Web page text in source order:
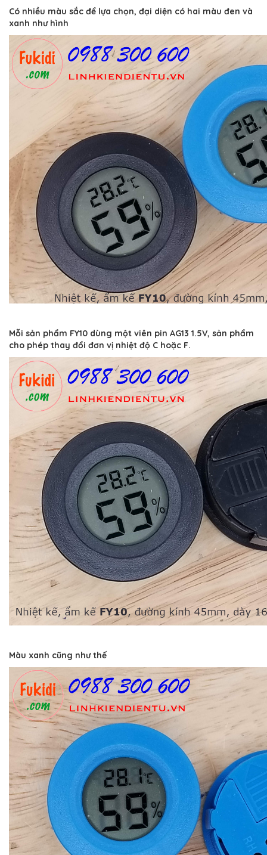
Có nhiều màu sắc để lựa chọn, đại diện có hai màu đen và
xanh như hình
Mỗi sản phẩm FY10 dùng một viên pin AG13 1.5V, sản phẩm
cho phép thay đổi đơn vị nhiệt độ C hoặc F.
Màu xanh cũng như thế